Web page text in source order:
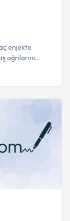
enjekte
ağrılarını